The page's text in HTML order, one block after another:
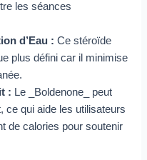
les séances
d’Eau : Ce stéroïde
plus défini car il minimise
: Le _Boldenone_ peut
ce qui aide les utilisateurs
de calories pour soutenir